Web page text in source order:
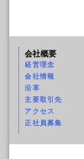
会社概要
経営理念
会社情報
沿革
主要取引先
アクセス
正社員募集